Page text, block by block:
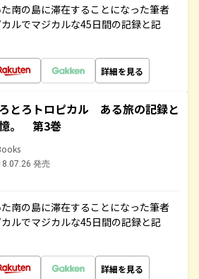
南の島に滞在することになった筆者
ルでマジカルな45日間の記録と記
詳細を見る
とろトロピカル ある旅の記録と
。 第3巻
発売
南の島に滞在することになった筆者
ルでマジカルな45日間の記録と記
詳細を見る